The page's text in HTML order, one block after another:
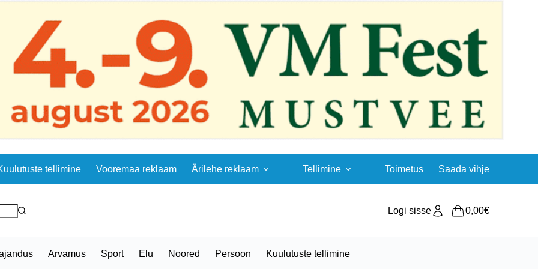
tellimine Vooremaa reklaam Ärilehe reklaam Tellimine Toimetus Saada vihje
Logi sisse
Shopping
0,00€
Arvamus Sport Elu Noored Persoon Kuulutuste tellimine